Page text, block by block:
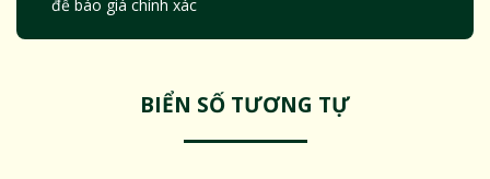
để báo giá chính xác
BIỂN SỐ TƯƠNG TỰ